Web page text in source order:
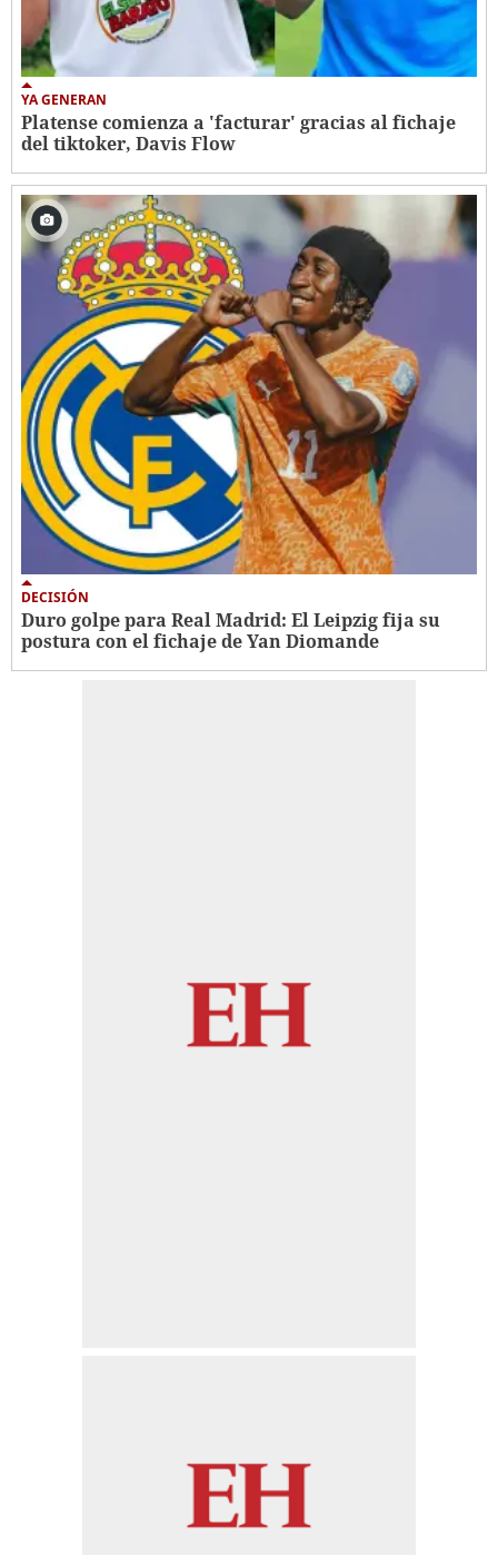
YA GENERAN
Platense comienza a 'facturar' gracias al fichaje
del tiktoker, Davis Flow
DECISIÓN
Duro golpe para Real Madrid: El Leipzig fija su
postura con el fichaje de Yan Diomande